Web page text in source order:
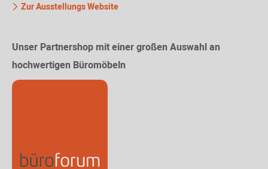
Zur Ausstellungs Website
Unser Partnershop mit einer großen Auswahl an
hochwertigen Büromöbeln